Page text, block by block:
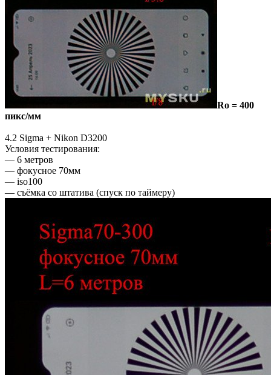
Ro = 400
пикс/мм
4.2 Sigma + Nikon D3200
Условия тестирования:
— 6 метров
— фокусное 70мм
— iso100
— съёмка со штатива (спуск по таймеру)